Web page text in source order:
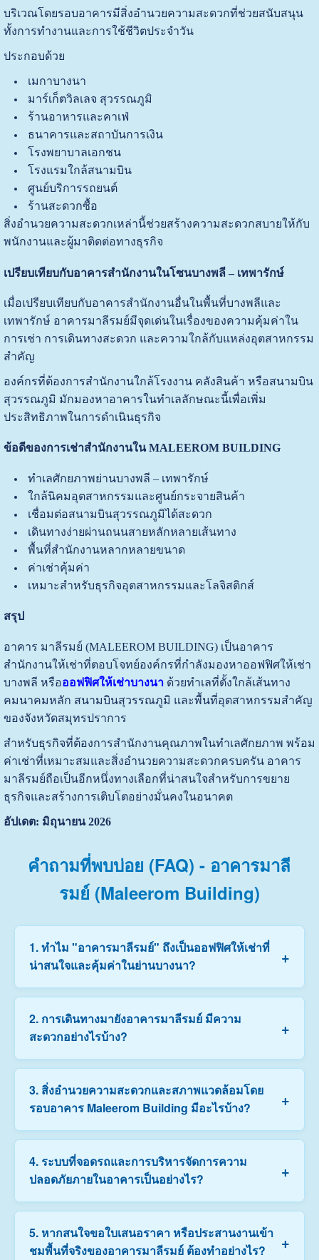
บริเวณโดยรอบอาคารมีสิ่งอำนวยความสะดวกที่ช่วยสนับสนุน
ทั้งการทำงานและการใช้ชีวิตประจำวัน
ประกอบด้วย
เมกาบางนา
มาร์เก็ตวิลเลจ สุวรรณภูมิ
ร้านอาหารและคาเฟ่
ธนาคารและสถาบันการเงิน
โรงพยาบาลเอกชน
โรงแรมใกล้สนามบิน
ศูนย์บริการรถยนต์
ร้านสะดวกซื้อ
สิ่งอำนวยความสะดวกเหล่านี้ช่วยสร้างความสะดวกสบายให้กับ
พนักงานและผู้มาติดต่อทางธุรกิจ
เปรียบเทียบกับอาคารสำนักงานในโซนบางพลี – เทพารักษ์
เมื่อเปรียบเทียบกับอาคารสำนักงานอื่นในพื้นที่บางพลีและ
เทพารักษ์ อาคารมาลีรมย์มีจุดเด่นในเรื่องของความคุ้มค่าใน
การเช่า การเดินทางสะดวก และความใกล้กับแหล่งอุตสาหกรรม
สำคัญ
องค์กรที่ต้องการสำนักงานใกล้โรงงาน คลังสินค้า หรือสนามบิน
สุวรรณภูมิ มักมองหาอาคารในทำเลลักษณะนี้เพื่อเพิ่ม
ประสิทธิภาพในการดำเนินธุรกิจ
ข้อดีของการเช่าสำนักงานใน MALEEROM BUILDING
ทำเลศักยภาพย่านบางพลี – เทพารักษ์
ใกล้นิคมอุตสาหกรรมและศูนย์กระจายสินค้า
เชื่อมต่อสนามบินสุวรรณภูมิได้สะดวก
เดินทางง่ายผ่านถนนสายหลักหลายเส้นทาง
พื้นที่สำนักงานหลากหลายขนาด
ค่าเช่าคุ้มค่า
เหมาะสำหรับธุรกิจอุตสาหกรรมและโลจิสติกส์
สรุป
อาคาร มาลีรมย์ (MALEEROM BUILDING) เป็นอาคาร
สำนักงานให้เช่าที่ตอบโจทย์องค์กรที่กำลังมองหาออฟฟิศให้เช่า
บางพลี หรือออฟฟิศให้เช่าบางนา ด้วยทำเลที่ตั้งใกล้เส้นทาง
คมนาคมหลัก สนามบินสุวรรณภูมิ และพื้นที่อุตสาหกรรมสำคัญ
ของจังหวัดสมุทรปราการ
สำหรับธุรกิจที่ต้องการสำนักงานคุณภาพในทำเลศักยภาพ พร้อม
ค่าเช่าที่เหมาะสมและสิ่งอำนวยความสะดวกครบครัน อาคาร
มาลีรมย์ถือเป็นอีกหนึ่งทางเลือกที่น่าสนใจสำหรับการขยาย
ธุรกิจและสร้างการเติบโตอย่างมั่นคงในอนาคต
อัปเดต: มิถุนายน 2026
คำถามที่พบบ่อย (FAQ) - อาคารมาลี
รมย์ (Maleerom Building)
1. ทำไม "อาคารมาลีรมย์" ถึงเป็นออฟฟิศให้เช่าที่
น่าสนใจและคุ้มค่าในย่านบางนา?
+
อาคารมาลีรมย์ (Maleerom Building) เป็นอาคารสำนักงาน
ที่ตั้งอยู่ในทำเลศักยภาพย่านบางนา เดินทางสะดวกสบาย
โครงสร้างอาคารได้มาตรฐาน มีการดูแลรักษาสภาพ
แวดล้อมและระบบภายในตึกอย่างดีเยี่ยม พร้อมทั้งมีอัตรา
อัพ และบริษัทที่ต้องการสำนักงานในงบประมาณที่ควบคุม
ได้ครับ
2. การเดินทางมายังอาคารมาลีรมย์ มีความ
สะดวกอย่างไรบ้าง?
+
เดินทางสะดวกสบายมากครับ ตัวอาคารตั้งอยู่บนทำเลที่
เชื่อมต่อถนนสายหลักย่านบางนา-สุขุมวิทได้อย่างง่ายดาย
สามารถเดินทางเชื่อมต่อไปยังสถานีรถไฟฟ้า BTS และ
รถไฟฟ้าสายสีเหลืองใกล้เคียงได้สะดวก สำหรับผู้ใช้
ทางเข้าเมืองหรือไปสนามบินสุวรรณภูมิเป็นเรื่องง่าย
3. สิ่งอำนวยความสะดวกและสภาพแวดล้อมโดย
รอบอาคาร Maleerom Building มีอะไรบ้าง?
+
บริเวณรอบอาคารและพื้นที่ใกล้เคียงแวดล้อมด้วยสิ่ง
อำนวยความสะดวกครบถ้วน มีทั้งร้านค้า ร้านอาหาร คาเฟ่
ร้านสะดวกซื้อ ธนาคาร และอยู่ใกล้กับศูนย์การค้าชั้นนำใน
ย่านบางนา ช่วยอำนวยความสะดวกให้พนักงานและผู้มา
4. ระบบที่จอดรถและการบริหารจัดการความ
ปลอดภัยภายในอาคารเป็นอย่างไร?
+
ทางอาคารมีพื้นที่จอดรถรองรับภายในโครงการอย่างเพียง
พอ โดยจัดสรรสิทธิ์โควตาที่จอดรถให้ผู้เช่าสำนักงานตาม
5. หากสนใจขอใบเสนอราคา หรือประสานงานเข้า
ชมพื้นที่จริงของอาคารมาลีรมย์ ต้องทำอย่างไร?
+